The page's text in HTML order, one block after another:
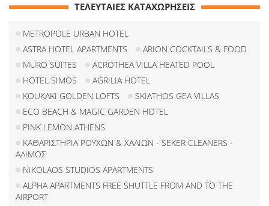
ΤΕΛΕΥΤΑΙΕΣ ΚΑΤΑΧΩΡΗΣΕΙΣ
METROPOLE URBAN HOTEL
ASTRA HOTEL APARTMENTS
ARION COCKTAILS & FOOD
MURO SUITES
ACROTHEA VILLA HEATED POOL
HOTEL SIMOS
AGRILIA HOTEL
KOUKAKI GOLDEN LOFTS
SKIATHOS GEA VILLAS
ECO BEACH & MAGIC GARDEN HOTEL
PINK LEMON ATHENS
ΚΑΘΑΡΙΣΤΗΡΙΑ ΡΟΥΧΩΝ & ΧΑΛΙΩΝ - SEKER CLEANERS -
ΑΛΙΜΟΣ
NIKOLAOS STUDIOS APARTMENTS
ALPHA APARTMENTS FREE SHUTTLE FROM AND TO THE
AIRPORT